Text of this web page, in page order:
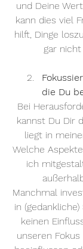
und Deine
kann dies viel
hilft, Dinge
gar
die Du
Bei
kannst Du Dir
liegt in
Welche
ich
Manchmal
in
keinen
unseren